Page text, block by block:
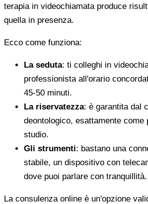
terapia in videochiamata produce
quella in presenza.
Ecco come funziona:
La seduta: ti colleghi in
professionista all'orario
45-50 minuti.
La riservatezza: è garantita dal
deontologico, esattamente come
studio.
Gli strumenti: bastano una
stabile, un dispositivo con
dove puoi parlare con tranquillità.
La consulenza online è un'opzione